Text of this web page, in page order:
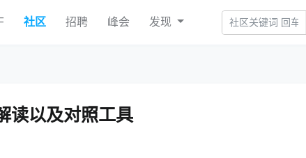
社区 招聘 峰会 发现
读以及对照工具